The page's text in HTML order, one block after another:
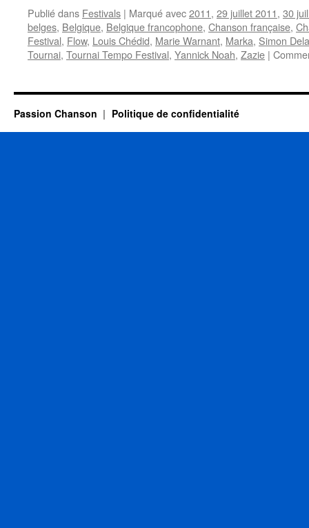
Publié dans Festivals | Marqué avec2011, 29 juillet 2011, 30
belges, Belgique, Belgique francophone, Chanson française,
Festival, Flow, Louis Chédid, Marie Warnant, Marka, Simon
Tournai, Tournai Tempo Festival, Yannick Noah, Zazie |
Passion Chanson Politique de confidentialité